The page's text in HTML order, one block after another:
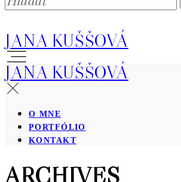
JANA KUŠŠOVÁ
JANA KUŠŠOVÁ
O MNE
PORTFÓLIO
KONTAKT
ARCHIVES